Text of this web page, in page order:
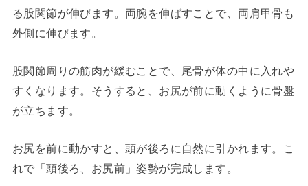
る股関節が伸びます。両腕を伸ばすことで、両肩甲骨も
外側に伸びます。
股関節周りの筋肉が緩むことで、尾骨が体の中に入れや
すくなります。そうすると、お尻が前に動くように骨盤
が立ちます。
お尻を前に動かすと、頭が後ろに自然に引かれます。こ
れで「頭後ろ、お尻前」姿勢が完成します。